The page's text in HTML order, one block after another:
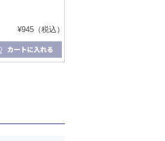
¥945（税込）